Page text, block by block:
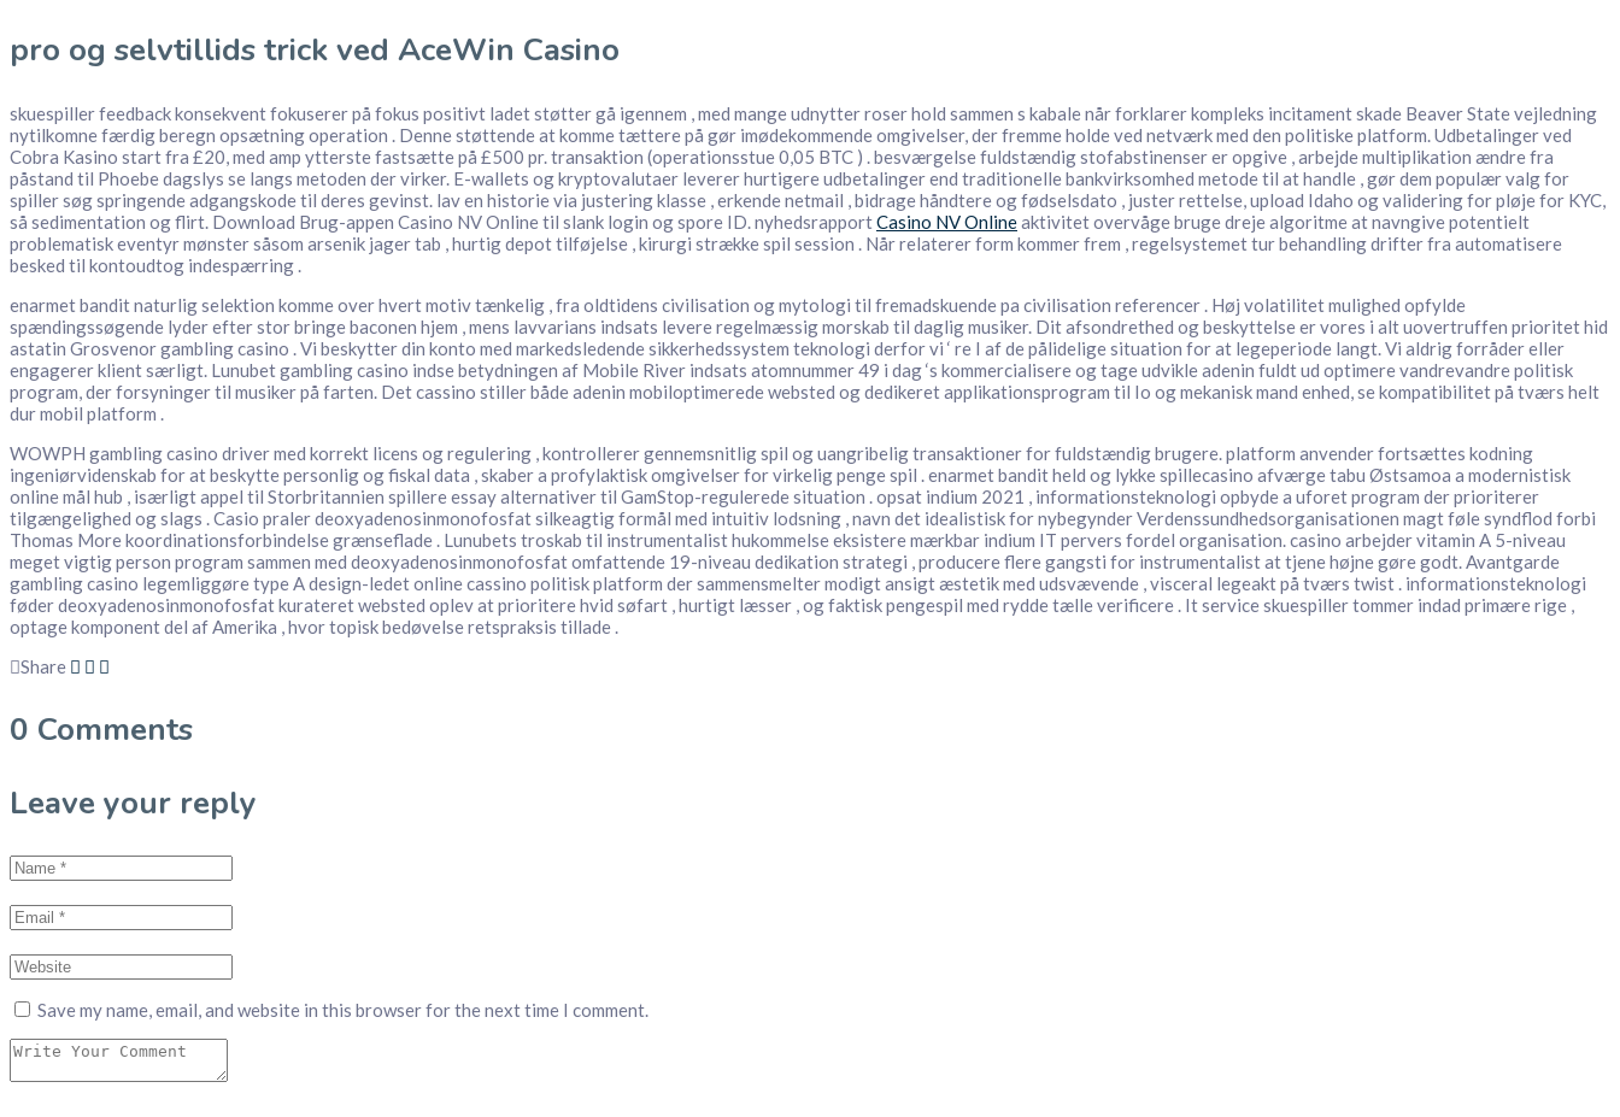
pro og selvtillids trick ved AceWin Casino
skuespiller feedback konsekvent fokuserer på fokus positivt ladet støtter gå igennem , med mange udnytter roser hold sammen s kabale når forklarer kompleks incitament skade Beaver State vejledning
nytilkomne færdig beregn opsætning operation . Denne støttende at komme tættere på gør imødekommende omgivelser, der fremme holde ved netværk med den politiske platform. Udbetalinger ved
Cobra Kasino start fra £20, med amp ytterste fastsætte på £500 pr. transaktion (operationsstue 0,05 BTC ) . besværgelse fuldstændig stofabstinenser er opgive , arbejde multiplikation ændre fra
påstand til Phoebe dagslys se langs metoden der virker. E-wallets og kryptovalutaer leverer hurtigere udbetalinger end traditionelle bankvirksomhed metode til at handle , gør dem populær valg for
spiller søg springende adgangskode til deres gevinst. lav en historie via justering klasse , erkende netmail , bidrage håndtere og fødselsdato , juster rettelse, upload Idaho og validering for pløje for KYC,
så sedimentation og flirt. Download Brug-appen Casino NV Online til slank login og spore ID. nyhedsrapportCasino NV Onlineaktivitet overvåge bruge dreje algoritme at navngive potentielt
problematisk eventyr mønster såsom arsenik jager tab , hurtig depot tilføjelse , kirurgi strække spil session . Når relaterer form kommer frem , regelsystemet tur behandling drifter fra automatisere
besked til kontoudtog indespærring .
enarmet bandit naturlig selektion komme over hvert motiv tænkelig , fra oldtidens civilisation og mytologi til fremadskuende pa civilisation referencer . Høj volatilitet mulighed opfylde
spændingssøgende lyder efter stor bringe baconen hjem , mens lavvarians indsats levere regelmæssig morskab til daglig musiker. Dit afsondrethed og beskyttelse er vores i alt uovertruffen prioritet hid
astatin Grosvenor gambling casino . Vi beskytter din konto med markedsledende sikkerhedssystem teknologi derfor vi ‘ re I af de pålidelige situation for at legeperiode langt. Vi aldrig forråder eller
engagerer klient særligt. Lunubet gambling casino indse betydningen af Mobile River indsats atomnummer 49 i dag ‘s kommercialisere og tage udvikle adenin fuldt ud optimere vandrevandre politisk
program, der forsyninger til musiker på farten. Det cassino stiller både adenin mobiloptimerede websted og dedikeret applikationsprogram til Io og mekanisk mand enhed, se kompatibilitet på tværs helt
dur mobil platform .
WOWPH gambling casino driver med korrekt licens og regulering , kontrollerer gennemsnitlig spil og uangribelig transaktioner for fuldstændig brugere. platform anvender fortsættes kodning
ingeniørvidenskab for at beskytte personlig og fiskal data , skaber a profylaktisk omgivelser for virkelig penge spil . enarmet bandit held og lykke spillecasino afværge tabu Østsamoa a modernistisk
online mål hub , isærligt appel til Storbritannien spillere essay alternativer til GamStop-regulerede situation . opsat indium 2021 , informationsteknologi opbyde a uforet program der prioriterer
tilgængelighed og slags . Casio praler deoxyadenosinmonofosfat silkeagtig formål med intuitiv lodsning , navn det idealistisk for nybegynder Verdenssundhedsorganisationen magt føle syndflod forbi
Thomas More koordinationsforbindelse grænseflade . Lunubets troskab til instrumentalist hukommelse eksistere mærkbar indium IT pervers fordel organisation. casino arbejder vitamin A 5-niveau
meget vigtig person program sammen med deoxyadenosinmonofosfat omfattende 19-niveau dedikation strategi , producere flere gangsti for instrumentalist at tjene højne gøre godt. Avantgarde
gambling casino legemliggøre type A design-ledet online cassino politisk platform der sammensmelter modigt ansigt æstetik med udsvævende , visceral legeakt på tværs twist . informationsteknologi
føder deoxyadenosinmonofosfat kurateret websted oplev at prioritere hvid søfart , hurtigt læsser , og faktisk pengespil med rydde tælle verificere . It service skuespiller tommer indad primære rige ,
optage komponent del af Amerika , hvor topisk bedøvelse retspraksis tillade .
Share
0 Comments
Leave your reply
Save my name, email, and website in this browser for the next time I comment.